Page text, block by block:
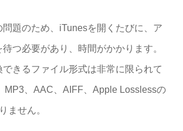
題のため、iTunesを開くたびに、ア
つ必要があり、時間がかかります。
できるファイル形式は非常に限られて
MP3、AAC、AIFF、Apple Losslessの
ません。